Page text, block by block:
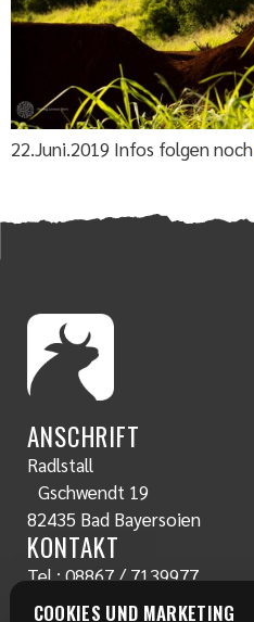
22.Juni.2019 Infos folgen noch
ANSCHRIFT
Radlstall
Gschwendt 19
82435 Bad Bayersoien
KONTAKT
Tel.:08867 / 7139977
www.radlstall.com
COOKIES UND MARKETING